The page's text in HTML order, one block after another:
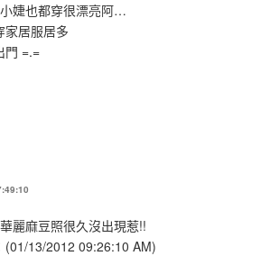
婕也都穿很漂亮阿…
家居服居多
門 =.=
麗麻豆照很久沒出現惹!!
(01/13/2012 09:26:10 AM)